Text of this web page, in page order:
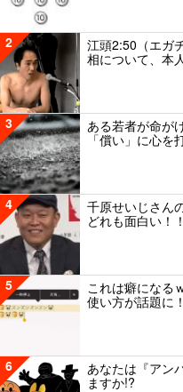
2
江頭2:50（エガ
相について、本
3
ある若者が命が
「償い」に心
4
千原せいじさん
どれも面白い！！
5
これは癖になる
使い方が話題に！
6
あなたは『アン
ますか!?